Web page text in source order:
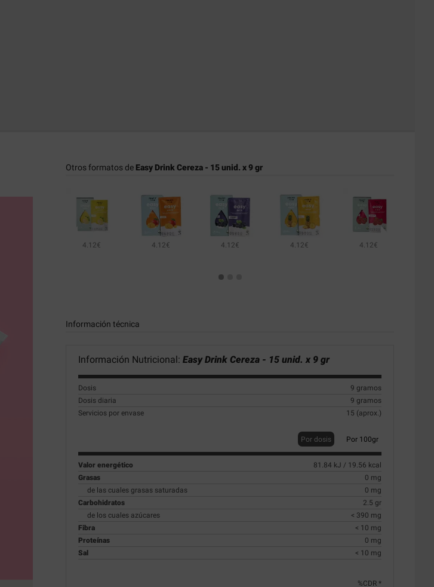
Otros formatos de Easy Drink Cereza - 15 unid. x 9 gr
4.12€ 4.12€ 4.12€ 4.12€ 4.12€
Información técnica
Información Nutricional: Easy Drink Cereza - 15 unid. x 9 gr
Dosis
9 gramos
Dosis diaria
9 gramos
Servicios por envase
15 (aprox.)
Por dosis Por 100gr
Valor energético
81.84 kJ / 19.56 kcal
Grasas
0 mg
de las cuales grasas saturadas
0 mg
Carbohidratos
2.5 gr
de los cuales azúcares
< 390 mg
Fibra
< 10 mg
Proteínas
0 mg
Sal
< 10 mg
%CDR *